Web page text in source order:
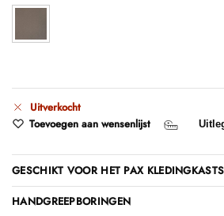
Uitverkocht
Toevoegen aan wensenlijst
GESCHIKT VOOR HET PAX
HANDGREEPBORINGEN